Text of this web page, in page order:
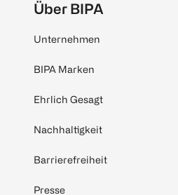
Über BIPA
Unternehmen
BIPA Marken
Ehrlich Gesagt
Nachhaltigkeit
Barrierefreiheit
Presse